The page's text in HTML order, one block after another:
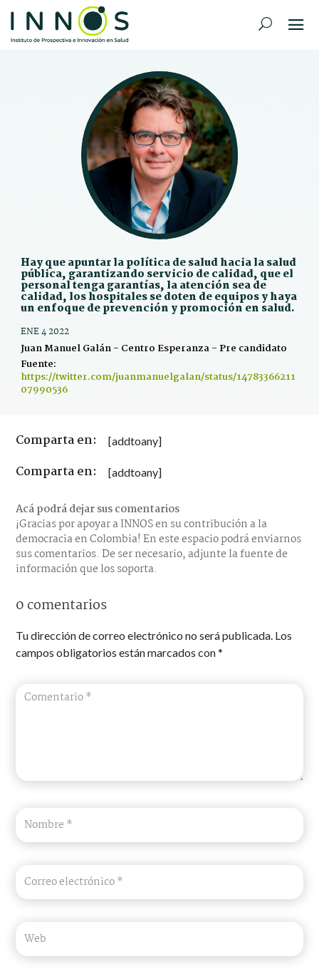
Hay que apuntar la política de salud hacia la salud
pública, garantizando servicio de calidad, que el
personal tenga garantías, la atención sea de
calidad, los hospitales se doten de equipos y haya
un enfoque de prevención y promoción en salud.
ENE 4 2022
Juan Manuel Galán - Centro Esperanza - Pre candidato
Fuente:
https://twitter.com/juanmanuelgalan/status/14783366211
07990536
Comparta en: [addtoany]
Comparta en: [addtoany]
Acá podrá dejar sus comentarios
¡Gracias por apoyar a INNOS en su contribución a la
democracia en Colombia! En este espacio podrá enviarnos
sus comentarios. De ser necesario, adjunte la fuente de
información que los soporta.
0 comentarios
Tu dirección de correo electrónico no será publicada. Los
campos obligatorios están marcados con*